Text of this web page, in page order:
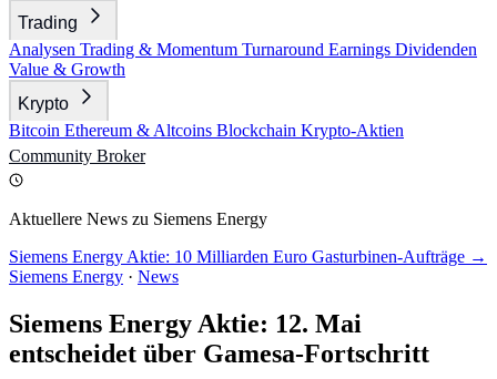
Trading
Analysen Trading & Momentum Turnaround Earnings Dividenden
Value & Growth
Krypto
Bitcoin Ethereum & Altcoins Blockchain Krypto-Aktien
Community Broker
Aktuellere News zu Siemens Energy
Siemens Energy Aktie: 10 Milliarden Euro Gasturbinen-Aufträge →
Siemens Energy · News
Siemens Energy Aktie: 12. Mai
entscheidet über Gamesa-Fortschritt